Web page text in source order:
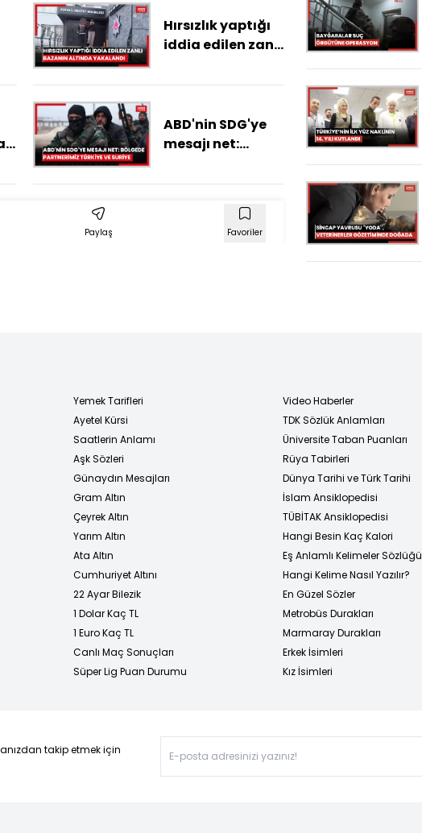
Hırsızlık yaptığı
iddia edilen zanlı
bazanın altında
ABD'nin SDG'ye
mesajı net:
partnerimiz
Paylaş Favoriler
Yemek Tarifleri
Ayetel Kürsi
Saatlerin Anlamı
Aşk Sözleri
Günaydın Mesajları
Gram Altın
Çeyrek Altın
Yarım Altın
Ata Altın
Cumhuriyet Altını
22 Ayar Bilezik
1 Dolar Kaç TL
1 Euro Kaç TL
Canlı Maç Sonuçları
Süper Lig Puan Durumu
Video Haberler
TDK Sözlük Anlamları
Üniversite Taban Puanları
Rüya Tabirleri
Dünya Tarihi ve Türk Tarihi
İslam Ansiklopedisi
TÜBİTAK Ansiklopedisi
Hangi Besin Kaç Kalori
Eş Anlamlı Kelimeler Sözlüğü
Hangi Kelime Nasıl Yazılır?
En Güzel Sözler
Metrobüs Durakları
Marmaray Durakları
Erkek İsimleri
Kız İsimleri
takip etmek için